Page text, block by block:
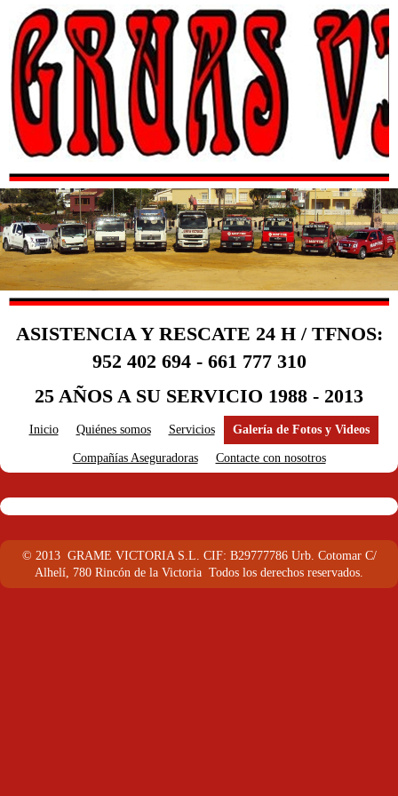
ASISTENCIA Y RESCATE 24 H / TFNOS:
952 402 694 - 661 777 310
25 AÑOS A SU SERVICIO 1988 - 2013
Inicio Quiénes somos Servicios Galería de Fotos y Videos
Compañías Aseguradoras Contacte con nosotros
© 2013 GRAME VICTORIA S.L. CIF: B29777786 Urb. Cotomar C/
Alhelí, 780 Rincón de la Victoria Todos los derechos reservados.